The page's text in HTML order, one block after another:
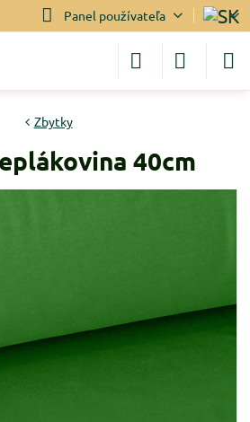
Panel používateľa
Zbytky
40cm